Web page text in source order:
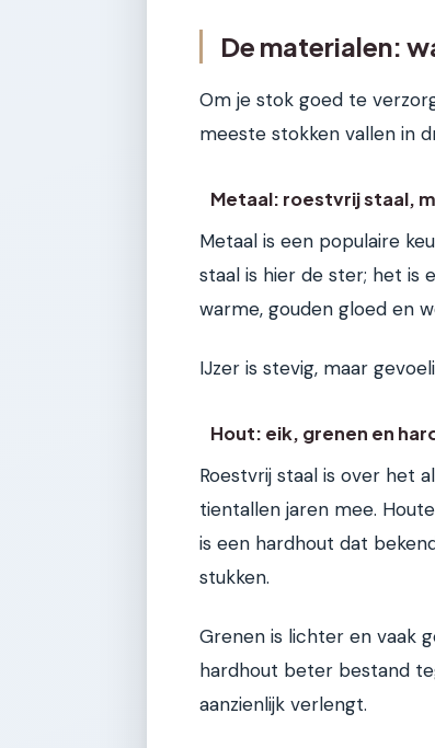
De materialen:
Om je stok goed te
meeste stokken vallen in
Metaal: roestvrij staal,
Metaal is een populaire
staal is hier de ster; het is
warme, gouden gloed en
IJzer is stevig, maar
Hout: eik, grenen en
Roestvrij staal is over het
tientallen jaren mee.
is een hardhout dat
stukken.
Grenen is lichter en vaak
hardhout beter bestand
aanzienlijk verlengt.